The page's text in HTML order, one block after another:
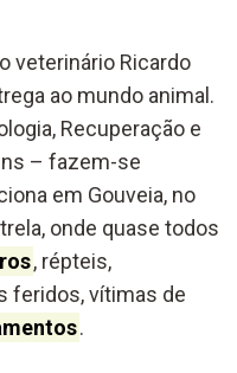
veterinário Ricardo
ao mundo animal.
Recuperação e
– fazem-se
em Gouveia, no
onde quase todos
, répteis,
feridos, vítimas de
.